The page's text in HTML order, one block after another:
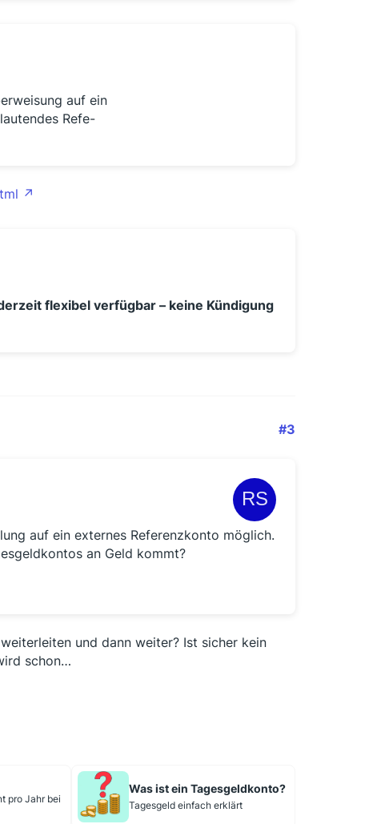
auf ein
Refe-
flexibel verfügbar – keine Kündigung
#3
auf ein externes Referenzkonto möglich.
an Geld kommt?
und dann weiter? Ist sicher kein
schon…
pro Jahr bei
Was ist ein Tagesgeldkonto?
Tagesgeld einfach erklärt